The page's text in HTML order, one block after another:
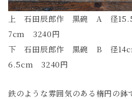
上 石田辰郎作 黒碗 A 径
7cm 3240円
下 石田辰郎作 黒碗 B 径
6.5cm 3240円
鉄のような雰囲気のある楕円の鉢